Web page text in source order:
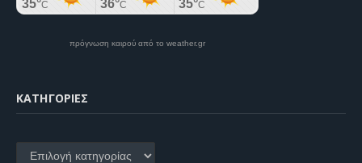
πρόγνωση καιρού από το weather.gr
KΑΤΗΓΟΡΊΕΣ
Kατηγορίες